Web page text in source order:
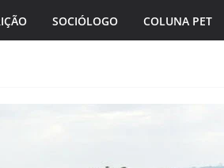
SOCIÓLOGO COLUNA PET